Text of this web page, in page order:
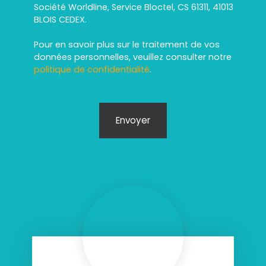
Société Worldline, Service Bloctel, CS 61311, 41013
BLOIS CEDEX.
Pour en savoir plus sur le traitement de vos
données personnelles, veuillez consulter notre
politique de confidentialité.
Envoyer